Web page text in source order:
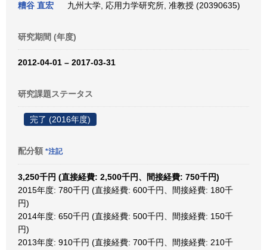
糟谷 直宏 九州大学, 応用力学研究所, 准教授 (20390635)
研究期間 (年度)
2012-04-01 – 2017-03-31
研究課題ステータス
完了 (2016年度)
配分額 *注記
3,250千円 (直接経費: 2,500千円、間接経費: 750千円)
2015年度: 780千円 (直接経費: 600千円、間接経費: 180千
円)
2014年度: 650千円 (直接経費: 500千円、間接経費: 150千
円)
2013年度: 910千円 (直接経費: 700千円、間接経費: 210千